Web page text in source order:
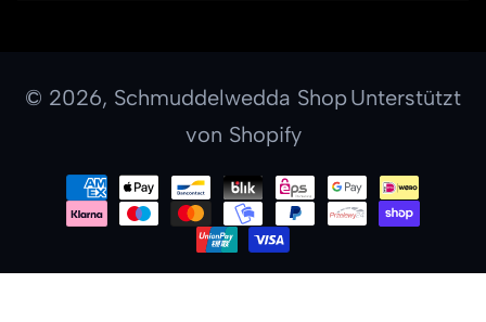
© 2026, Schmuddelwedda ShopUnterstützt
von Shopify
Zahlungsmethoden